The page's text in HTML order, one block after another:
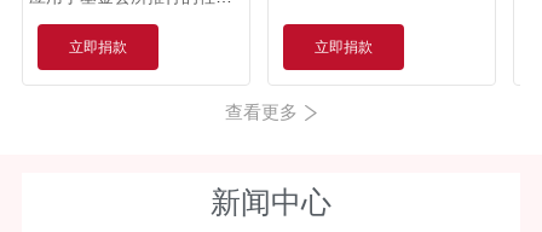
关怀、应急救援、低碳环
保、城市公益这四大版块所
涵盖的公益项目，同时也用
立即捐款 立即捐款
查看更多
新闻中心